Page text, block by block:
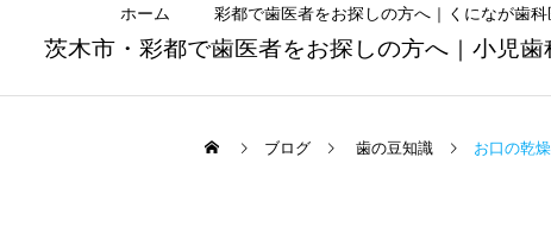
茨木市・彩都で歯医者をお探しの方へ｜小児
ホーム 彩都で歯医者をお探しの方へ｜くになが歯科
ブログ 歯の豆知識 お口の乾